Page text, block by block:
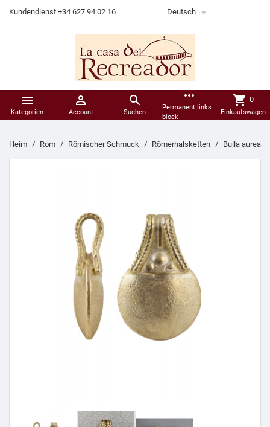
Kundendienst +34 627 94 02 16 Deutsch 

Kategorien

Account

Suchen
more_horiz
Permanent links
block
shopping_cart 0
Einkaufswagen
Heim Rom Römischer Schmuck Römerhalsketten Bulla aurea